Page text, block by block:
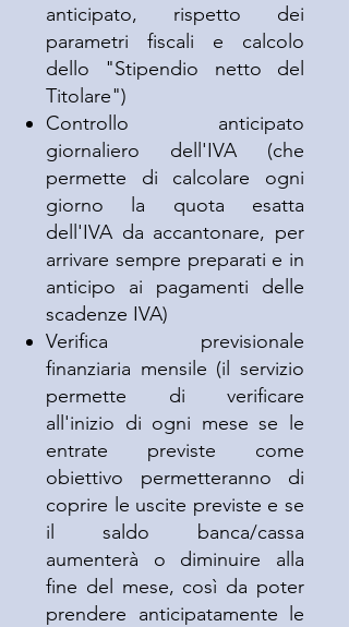
anticipato, rispetto dei
parametri fiscali e calcolo
dello "Stipendio netto del
Titolare")
Controllo anticipato
giornaliero dell'IVA (che
permette di calcolare ogni
giorno la quota esatta
dell'IVA da accantonare, per
arrivare sempre preparati e in
anticipo ai pagamenti delle
scadenze IVA)
Verifica previsionale
finanziaria mensile (il servizio
permette di verificare
all'inizio di ogni mese se le
entrate previste come
obiettivo permetteranno di
coprire le uscite previste e se
il saldo banca/cassa
aumenterà o diminuire alla
fine del mese, così da poter
prendere anticipatamente le